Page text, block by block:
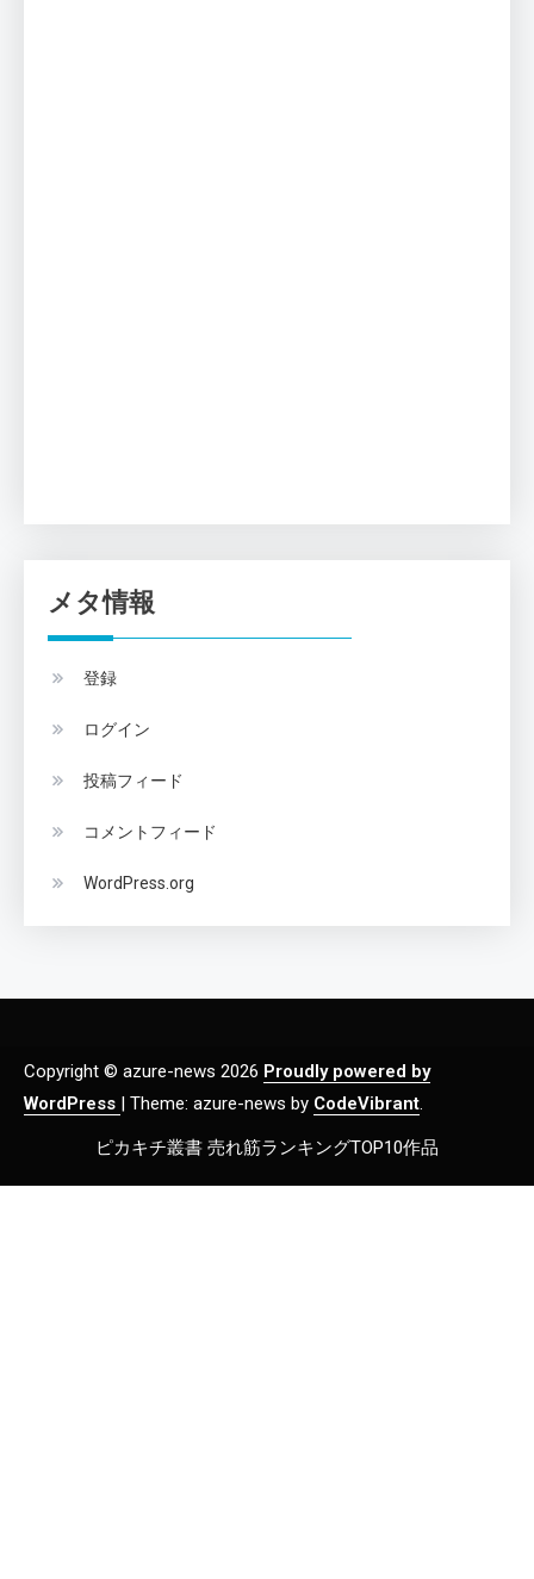
メタ情報
登録
ログイン
投稿フィード
コメントフィード
WordPress.org
Copyright © azure-news 2026 Proudly powered by
WordPress | Theme: azure-news by CodeVibrant.
ピカキチ叢書 売れ筋ランキングTOP10作品